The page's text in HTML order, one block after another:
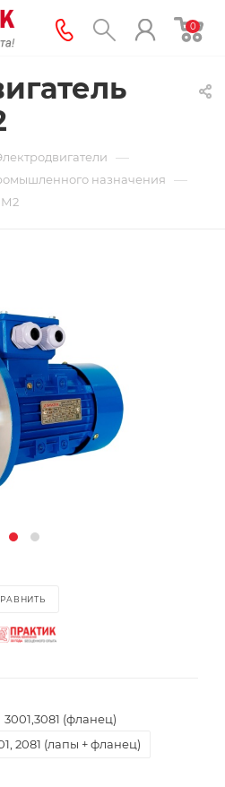
0
—
назначения —
3001,3081 (фланец)
2081 (лапы + фланец)